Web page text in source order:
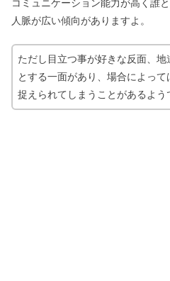
ルチルクォ
性の悪い石
エンジェル
コミュニケーション能力が高く誰
人脈が広い傾向がありますよ。
ただし目立つ事が好きな反面、地
とする一面があり、場合によって
捉えられてしまうことがあるよう